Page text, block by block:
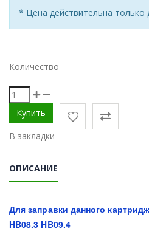
* Цена действительна только
Количество
В закладки
ОПИСАНИЕ
Для заправки данного
HB08.3 HB09.4